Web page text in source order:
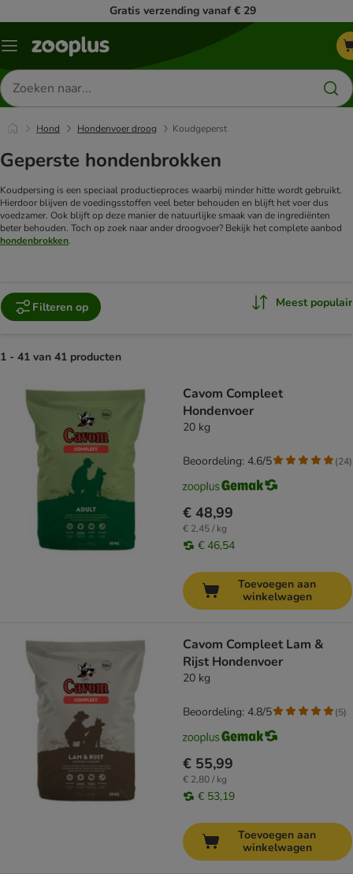
Gratis verzending vanaf € 29
Menu
Zoeken
naar
producten
Hond Hondenvoer droog Koudgeperst
Geperste hondenbrokken
Koudpersing is een speciaal productieproces waarbij minder hitte wordt gebruikt.
Hierdoor blijven de voedingsstoffen veel beter behouden en blijft het voer dus
voedzamer. Ook blijft op deze manier de natuurlijke smaak van de ingrediënten
beter behouden. Toch op zoek naar ander droogvoer? Bekijk het complete aanbod
hondenbrokken.
Filteren op Meest populair
1 - 41 van 41 producten
Cavom Compleet
Hondenvoer
20 kg
€ 48,99
€ 2,45 / kg
€ 46,54
Beoordeling: 4.6/5 (24)
Toevoegen aan
winkelwagen
Cavom Compleet Lam &
Rijst Hondenvoer
20 kg
€ 55,99
€ 2,80 / kg
€ 53,19
Beoordeling: 4.8/5 (5)
Toevoegen aan
winkelwagen